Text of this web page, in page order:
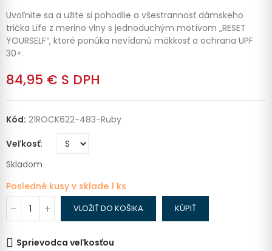
Uvoľnite sa a užite si pohodlie a všestrannosť dámskeho
trička Life z merino vlny s jednoduchým motívom „RESET
YOURSELF“, ktoré ponúka nevídanú mäkkosť a ochrana UPF
30+.
84,95 € S DPH
Kód: 21ROCK622-483-Ruby
Veľkosť
Skladom
Posledné kusy v sklade 1 ks
VLOŽIŤ DO KOŠIKA KÚPIŤ
Sprievodca veľkosťou